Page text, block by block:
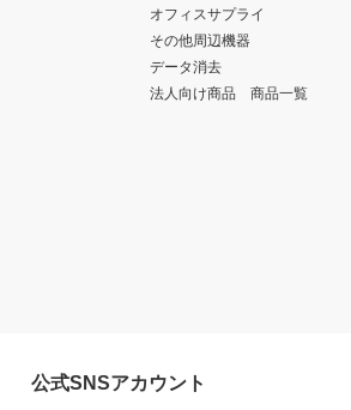
オフィスサプライ
その他周辺機器
データ消去
法人向け商品 商品一覧
公式SNSアカウント